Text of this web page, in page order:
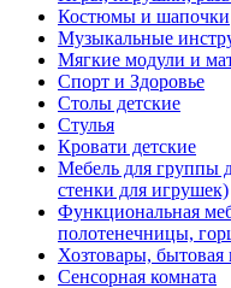
Костюмы и шапочки
Музыкальные
Мягкие модули и
Спорт и Здоровье
Столы детские
Стулья
Кровати детские
Мебель для группы
стенки для игрушек)
Функциональная
полотенечницы,
Хозтовары,
Сенсорная комната